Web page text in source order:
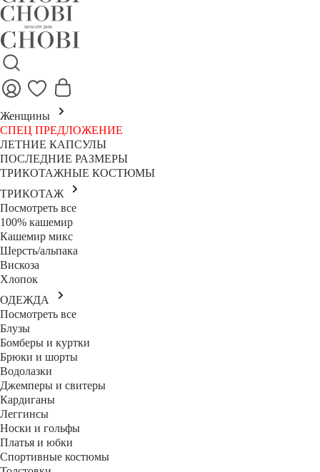
Женщины
СПЕЦ ПРЕДЛОЖЕНИЕ
ЛЕТНИЕ КАПСУЛЫ
ПОСЛЕДНИЕ РАЗМЕРЫ
ТРИКОТАЖНЫЕ КОСТЮМЫ
ТРИКОТАЖ
Посмотреть все
100% кашемир
Кашемир микс
Шерсть/альпака
Вискоза
Хлопок
ОДЕЖДА
Посмотреть все
Блузы
Бомберы и куртки
Брюки и шорты
Водолазки
Джемперы и свитеры
Кардиганы
Леггинсы
Носки и гольфы
Платья и юбки
Спортивные костюмы